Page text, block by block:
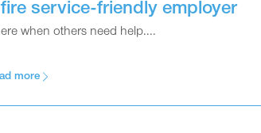
service-friendly employer
when others need help....
more